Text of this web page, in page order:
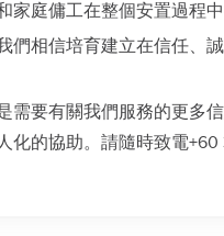
庭傭工在整個安置過程中
們相信培育建立在信任、
需要有關我們服務的更多
的協助。請隨時致電